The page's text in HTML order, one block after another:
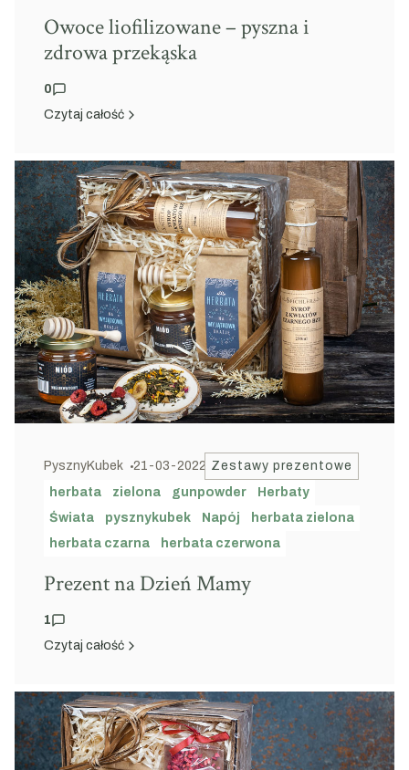
Owoce liofilizowane – pyszna i
zdrowa przekąska
0
Czytaj całość
PysznyKubek 21-03-2022 Zestawy prezentowe
herbata
zielona gunpowder
Herbaty
Świata
pysznykubek Napój
herbata zielona
herbata czarna
herbata czerwona
Prezent na Dzień Mamy
1
Czytaj całość